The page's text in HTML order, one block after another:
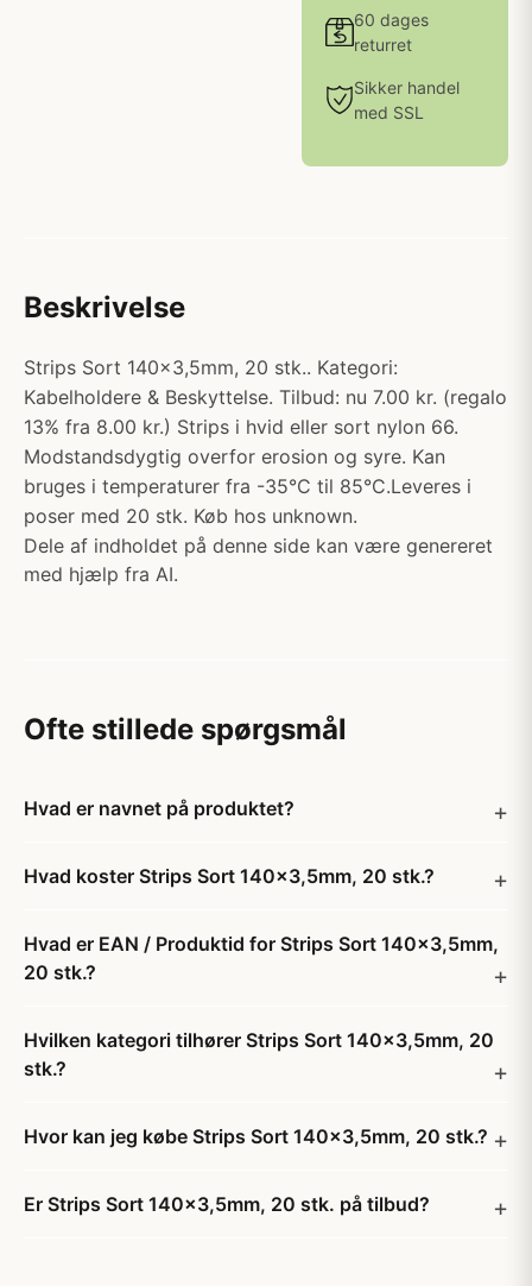
60 dages
returret
Sikker handel
med SSL
Beskrivelse
Strips Sort 140x3,5mm, 20 stk.. Kategori:
Kabelholdere & Beskyttelse. Tilbud: nu 7.00 kr. (regalo
13% fra 8.00 kr.) Strips i hvid eller sort nylon 66.
Modstandsdygtig overfor erosion og syre. Kan
bruges i temperaturer fra -35°C til 85°C.Leveres i
poser med 20 stk. Køb hos unknown.
Dele af indholdet på denne side kan være genereret
med hjælp fra AI.
Ofte stillede spørgsmål
Hvad er navnet på produktet?
Hvad koster Strips Sort 140x3,5mm, 20 stk.?
Hvad er EAN / Produktid for Strips Sort 140x3,5mm,
20 stk.?
Hvilken kategori tilhører Strips Sort 140x3,5mm, 20
stk.?
Hvor kan jeg købe Strips Sort 140x3,5mm, 20 stk.?
Er Strips Sort 140x3,5mm, 20 stk. på tilbud?